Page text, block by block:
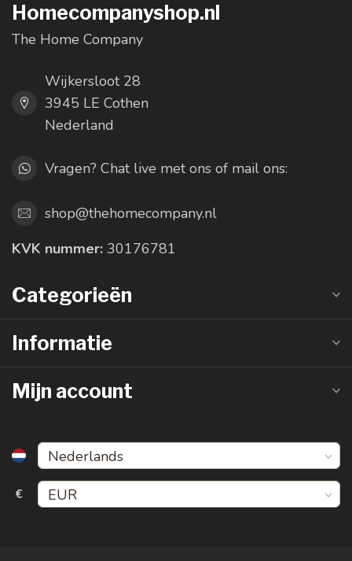
Homecompanyshop.nl
The Home Company
Wijkersloot 28
3945 LE Cothen
Nederland
Vragen? Chat live met ons of mail ons:
shop@thehomecompany.nl
KVK nummer: 30176781
Categorieën
Informatie
Mijn account
€